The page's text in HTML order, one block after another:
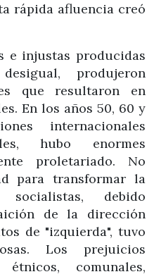
rápida afluencia creó
e injustas producidas
produjeron
que resultaron en
En los años 50, 60 y
internacionales
hubo enormes
proletariado. No
para transformar la
debido
de la dirección
de "izquierda", tuvo
Los prejuicios
étnicos, comunales,